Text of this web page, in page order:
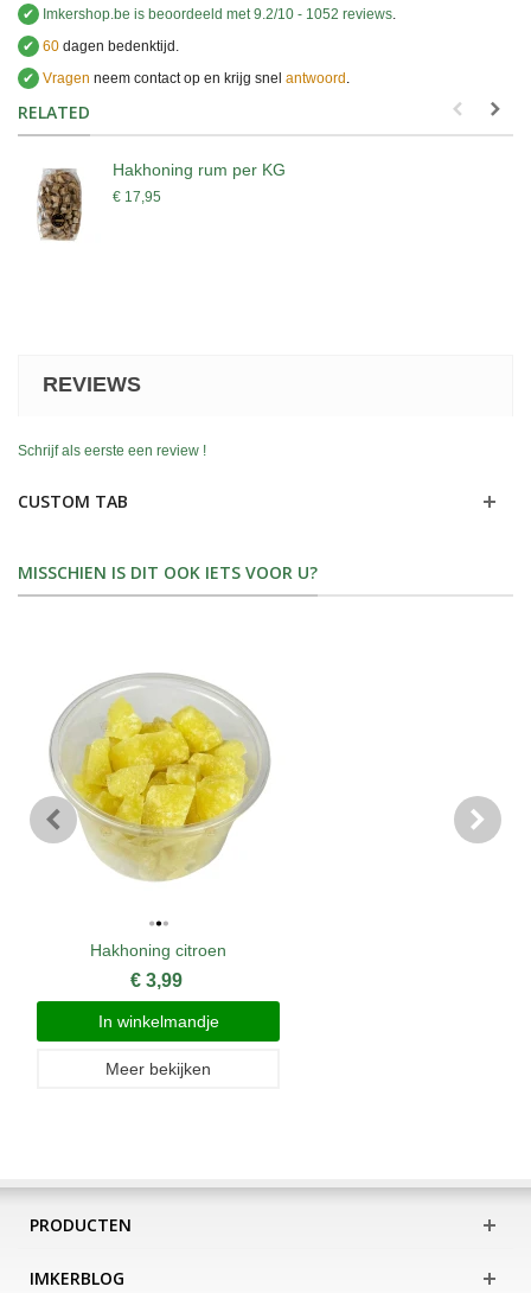
✔
Imkershop.be is beoordeeld met 9.2/10 - 1052 reviews
✔ 60 dagen bedenktijd.
✔ Vragen neem contact op en krijg snel antwoord
RELATED
Hakhoning rum per KG
€ 17,95
REVIEWS
Schrijf als eerste een review !
CUSTOM TAB
MISSCHIEN IS DIT OOK IETS VOOR U?
Hakhoning citroen
€ 3,99
In winkelmandje
Meer bekijken
PRODUCTEN
IMKERBLOG